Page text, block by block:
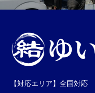
【対応エリア】全国対応